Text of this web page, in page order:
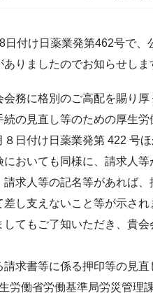
付け日薬業発第462号で
ありましたのでお知らせし
務に格別のご高配を賜り厚
の見直し等のための厚生
日付け日薬業発第 422 号
おいても同様に、請求人
請求人等の記名等があれば
し支えないこと等が示され
てもご了知いただき、貴会
請求書等に係る押印等の見
労働省労働基準局労災管理課